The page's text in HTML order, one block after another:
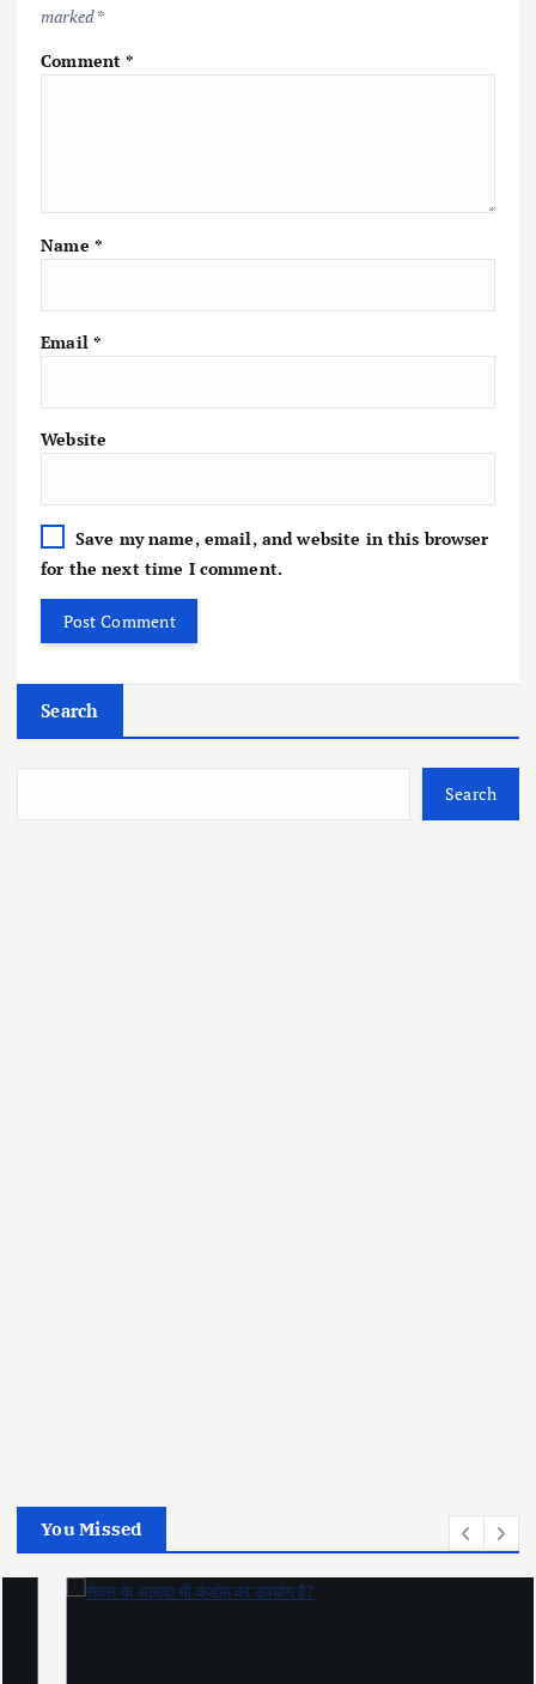
marked*
Comment*
Name *
Email *
Website
Save my name, email, and website in this browser
for the next time I comment.
Search
Search
You Missed